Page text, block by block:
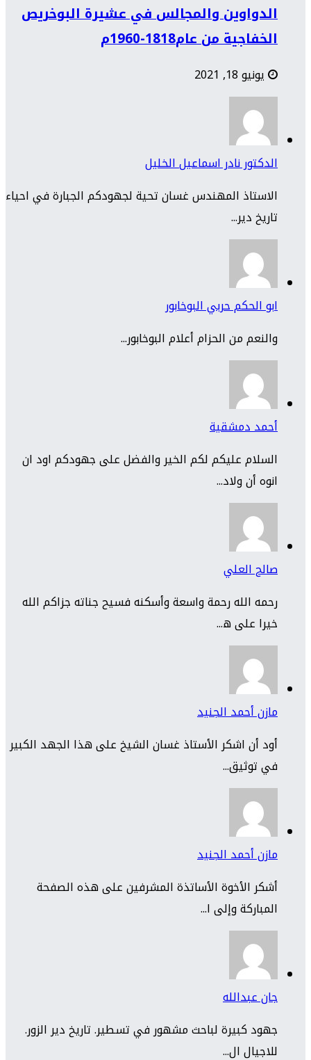
الدواوين والمجالس في عشيرة البوخريص
الخفاجية من عام1818-1960م
يونيو 18, 2021
الدكتور نادر اسماعيل الخليل
الاستاذ المهندس غسان تحية لجهودكم الجبارة في احياء
تاريخ دير...
ابو الحكم حربي البوخابور
والنعم من الحزام أعلام البوخابور...
أحمد دمشقية
السلام عليكم لكم الخير والفضل على جهودكم اود ان
انوه أن ولاد...
صالح العلي
رحمه الله رحمة واسعة وأسكنه فسيح جناته جزاكم الله
خيرا على ه...
مازن أحمد الجنيد
أود أن اشكر الأستاذ غسان الشيخ على هذا الجهد الكبير
في توثيق...
مازن أحمد الجنيد
أشكر الأخوة الأساتذة المشرفين على هذه الصفحة
المباركة وإلى ا...
جان عبدالله
جهود كبيرة لباحث مشهور في تسطير. تاريخ دير الزور.
للاجيال ال...